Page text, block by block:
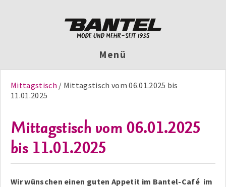
Menü
Mittagstisch
Mittagstisch vom 06.01.2025 bis
11.01.2025
Mittagstisch vom 06.01.2025
bis 11.01.2025
Wir wünschen einen guten Appetit im Bantel-Café im